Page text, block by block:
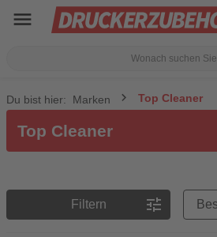
menu
Du bist hier: Marken Top Cleaner
Top Cleaner
Filtern tune
Preisreihenfolge